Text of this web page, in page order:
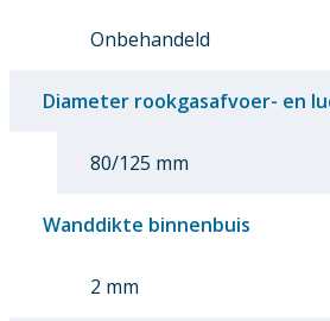
Onbehandeld
Diameter rookgasafvoer- en
80/125 mm
Wanddikte binnenbuis
2 mm